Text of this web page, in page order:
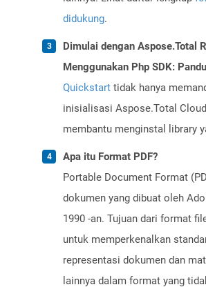
didukung.
Dimulai dengan Aspose.Total
Menggunakan Php SDK:
Quickstart tidak hanya
inisialisasi Aspose.Total
membantu menginstal library
Apa itu Format PDF?
Portable Document Format
dokumen yang dibuat oleh
1990 -an. Tujuan dari format
untuk memperkenalkan
representasi dokumen dan
lainnya dalam format yang